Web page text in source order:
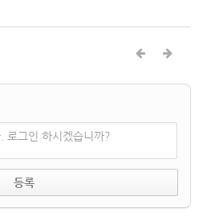
로그인 하시겠습니까?